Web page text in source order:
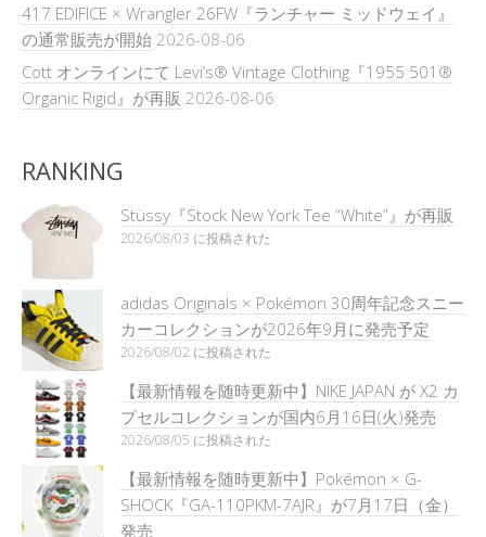
417 EDIFICE × Wrangler 26FW『ランチャー ミッドウェイ』
の通常販売が開始 2026-08-06
Cott オンラインにて Levi’s® Vintage Clothing『1955 501®
Organic Rigid』が再販 2026-08-06
RANKING
Stüssy『Stock New York Tee “White”』が再販
2026/08/03 に投稿された
adidas Originals × Pokémon 30周年記念スニー
カーコレクションが2026年9月に発売予定
2026/08/02 に投稿された
【最新情報を随時更新中】NIKE JAPAN が X2 カ
プセルコレクションが国内6月16日(火)発売
2026/08/05 に投稿された
【最新情報を随時更新中】Pokémon × G-
SHOCK『GA-110PKM-7AJR』が7月17日（金）
発売